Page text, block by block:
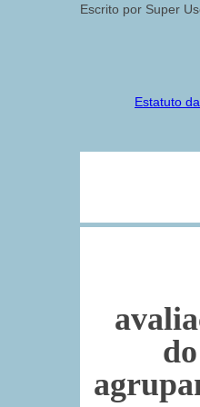
Escrito por Super
Estatuto
do